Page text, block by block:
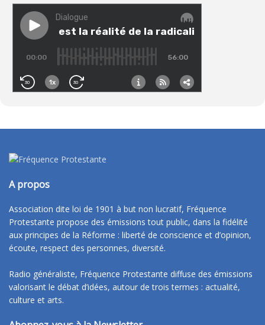
A propos
Association dite loi de 1901 à but non lucratif, Fréquence
Protestante propose des émissions tout public, dans la fidélité
aux principes de la Réforme : liberté de conscience et d’opinion,
écoute, respect des personnes, diversité.
Radio généraliste, Fréquence Protestante diffuse des émissions
valorisant le débat d’idées, autour de trois termes : actualité,
culture et arts.